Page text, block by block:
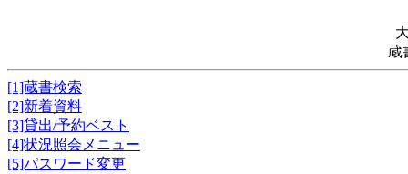
蔵
[1]蔵書検索
[2]新着資料
[3]貸出/予約ベスト
[4]状況照会メニュー
[5]パスワード変更